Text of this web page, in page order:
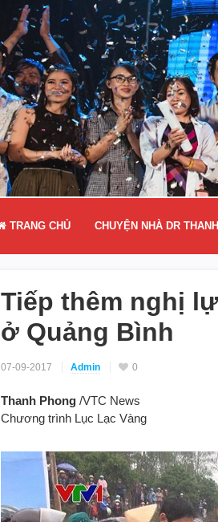
TRANG CHỦ CHUYỆN NHÀ DR THANH
Tiếp thêm nghị
ở Quảng Bình
07-09-2017 Admin 0
Thanh Phong /VTC News
Chương trình Lục Lạc Vàng